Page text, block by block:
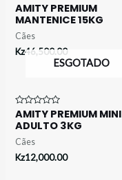
Avaliação
0
de
5
AMITY PREMIUM
MANTENICE 15KG
Cães
Kz46,500.00
ESGOTADO
Avaliação
0
de
5
AMITY PREMIUM MINI
ADULTO 3KG
Cães
Kz12,000.00